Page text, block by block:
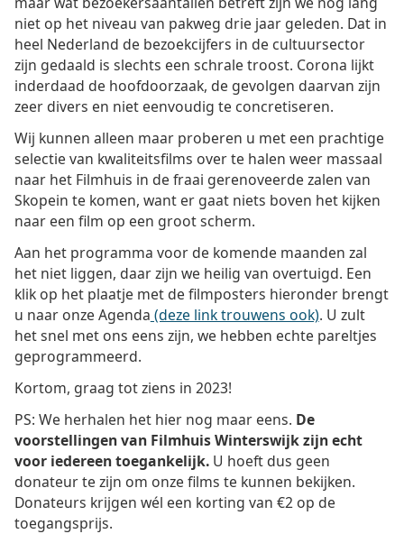
niet op het niveau van pakweg drie jaar geleden. Dat in
heel Nederland de bezoekcijfers in de cultuursector
zijn gedaald is slechts een schrale troost. Corona lijkt
inderdaad de hoofdoorzaak, de gevolgen daarvan zijn
zeer divers en niet eenvoudig te concretiseren.
Wij kunnen alleen maar proberen u met een prachtige
selectie van kwaliteitsfilms over te halen weer massaal
naar het Filmhuis in de fraai gerenoveerde zalen van
Skopein te komen, want er gaat niets boven het kijken
naar een film op een groot scherm.
Aan het programma voor de komende maanden zal
het niet liggen, daar zijn we heilig van overtuigd. Een
klik op het plaatje met de filmposters hieronder brengt
u naar onze Agenda (deze link trouwens ook). U zult
het snel met ons eens zijn, we hebben echte pareltjes
geprogrammeerd.
Kortom, graag tot ziens in 2023!
PS: We herhalen het hier nog maar eens. De
voorstellingen van Filmhuis Winterswijk zijn echt
voor iedereen toegankelijk.U hoeft dus geen
donateur te zijn om onze films te kunnen bekijken.
Donateurs krijgen wél een korting van €2 op de
toegangsprijs.